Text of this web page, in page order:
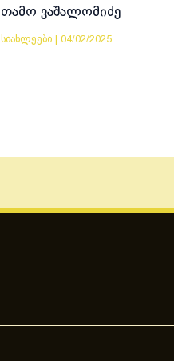
თამო ვაშალომიძე
სიახლეები 04/02/2025